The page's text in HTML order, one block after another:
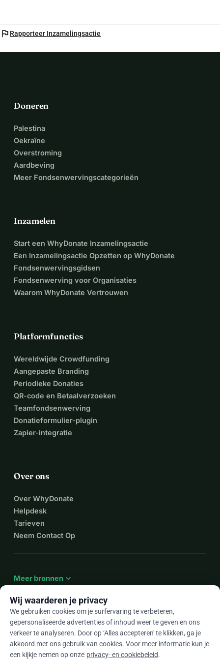
flag Rapporteer Inzamelingsactie
Doneren
Palestina
Oekraïne
Overstroming
Aardbeving
Meer Fondsenwervingscategorieën
Inzamelen
Start een WhyDonate Inzamelingsactie
Een Inzamelingsactie Opzetten op WhyDonate
Fondsenwervingsgidsen
Fondsenwerving voor Organisaties
Waarom WhyDonate Vertrouwen
Platformfuncties
Wereldwijde Crowdfunding
Aangepaste Branding
Periodieke Donaties
QR-code en Betaalverzoeken
Teamfondsenwerving
Donatieformulier-plugin
Zapier-integratie
Over ons
Over WhyDonate
Helpdesk
Tarieven
Neem Contact Op
Meer bronnen expand_more
Nlarrow_drop_down
★★★★★ 4,9 / 5 op basis van 500+ reviews
Wij waarderen je privacy
We gebruiken cookies om je surfervaring te verbeteren,
gepersonaliseerde advertenties of inhoud weer te geven en ons
verkeer te analyseren. Door op ‘Alles accepteren' te klikken, ga je
akkoord met ons gebruik van cookies. Voor meer informatie kun je
een kijkje nemen op onze privacy- en cookiebeleid.